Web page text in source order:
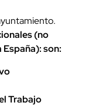
(no
son:
Trabajo